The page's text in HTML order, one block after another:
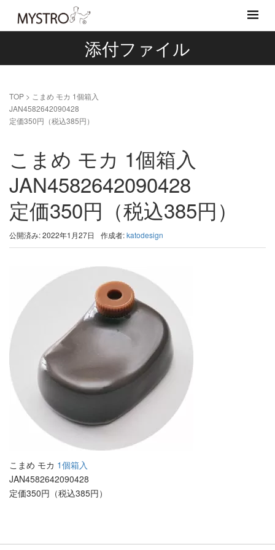
添付ファイル
TOP > こまめ モカ 1個箱入
JAN4582642090428
定価350円（税込385円）
こまめ モカ 1個箱入
JAN4582642090428
定価350円（税込385円）
公開済み: 2022年1月27日 作成者:katodesign
こまめ モカ 1個箱入
JAN4582642090428
定価350円（税込385円）